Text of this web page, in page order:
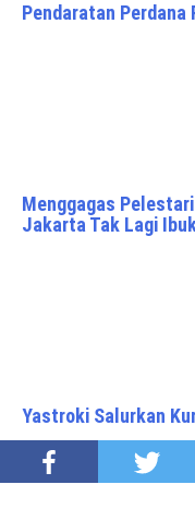
Pendaratan
Menggagas
Jakarta Tak Lagi
Yastroki Salurkan